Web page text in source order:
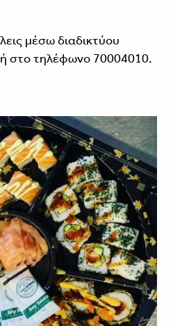
μέσω διαδικτύου
στο τηλέφωνο 70004010.